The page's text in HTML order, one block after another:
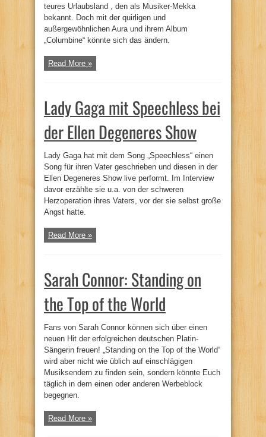
teures Urlaubsland , den als Musiker-Mekka
bekannt. Doch mit der quirligen und
außergewöhnlichen Aura und ihrem Album
„Columbine“ könnte sich das ändern.
Read More »
Lady Gaga mit Speechless bei
der Ellen Degeneres Show
Lady Gaga hat mit dem Song „Speechless“ einen
Song für ihren Vater geschrieben und diesen in der
Ellen Degeneres Show live performt. Im Interview
davor erzählte sie u.a. von der schweren
Herzoperation ihres Vaters, vor der sie selbst große
Angst hatte.
Read More »
Sarah Connor: Standing on
the Top of the World
Fans von Sarah Connor können sich über einen
neuen Hit der erfolgreichen deutschen Platin-
Sängerin freuen! „Standing on the Top of the World“
wird aber nicht wie üblich auf einschlägigen
Musiksendern zu finden sein, sondern könnte Euch
täglich in dem einen oder anderen Werbeblock
begegnen.
Read More »